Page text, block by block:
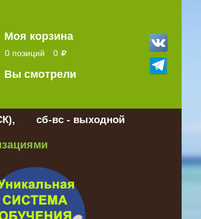
Моя корзина
0 позиций 0
Вы смотрели
сб-вс - выходной